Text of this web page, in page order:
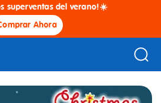
superventas del verano!☀️
Ahora